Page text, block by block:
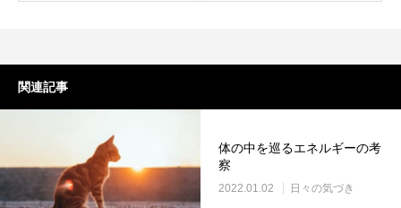
関連記事
体の中を巡るエネルギーの考
察
2022.01.02 日々の気づき